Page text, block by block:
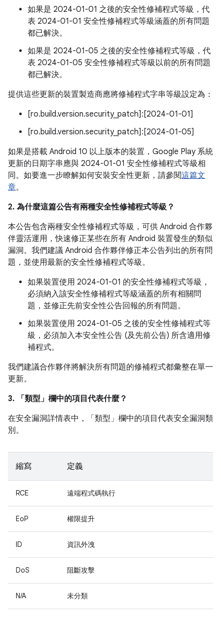
如果是 2024-01-01 之後的安全性修補程式等級，代
表 2024-01-01 安全性修補程式等級涵蓋的所有問題
都已解決。
如果是 2024-01-05 之後的安全性修補程式等級，代
表 2024-01-05 安全性修補程式等級以前的所有問題
都已解決。
提供這些更新的裝置製造商應將修補程式字串等級設定為：
[ro.build.version.security_patch]:[2024-01-01]
[ro.build.version.security_patch]:[2024-01-05]
如果是搭載 Android 10 以上版本的裝置，Google Play 系統
更新的日期字串應與 2024-01-01 安全性修補程式等級相
同。如要進一步瞭解如何安裝安全性更新，請參閱這篇文
章。
2. 為什麼這篇公告有兩種安全性修補程式等級？
本公告包含兩種安全性修補程式等級，可供 Android 合作夥
伴靈活運用，快速修正某些在所有 Android 裝置發生的類似
漏洞。我們建議 Android 合作夥伴修正本公告列出的所有問
題，並使用最新的安全性修補程式等級。
如果裝置使用 2024-01-01 的安全性修補程式等級，
必須納入該安全性修補程式等級涵蓋的所有相關問
題，並修正先前安全性公告回報的所有問題。
如果裝置使用 2024-01-05 之後的安全性修補程式等
級，必須加入本安全性公告 (及先前公告) 所含適用修
補程式。
我們建議合作夥伴將解決所有問題的修補程式都彙整在單一
更新。
3. 「類型」 欄中的項目代表什麼？
在安全漏洞詳情表中，「類型」 欄中的項目代表安全漏洞類
別。
縮寫 定義
RCE 遠端程式碼執行
EoP 權限提升
ID 資訊外洩
DoS 阻斷攻擊
N/A 未分類